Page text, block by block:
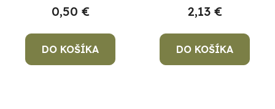
0,50 €
DO KOŠÍKA
2,13 €
DO KOŠÍKA